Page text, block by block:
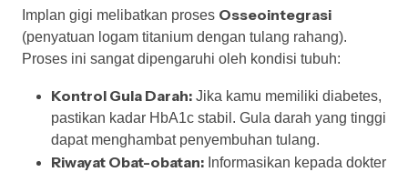
Implan gigi melibatkan proses Osseointegrasi
(penyatuan logam titanium dengan tulang rahang).
Proses ini sangat dipengaruhi oleh kondisi tubuh:
Kontrol Gula Darah: Jika kamu memiliki diabetes,
pastikan kadar HbA1c stabil. Gula darah yang tinggi
dapat menghambat penyembuhan tulang.
Riwayat Obat-obatan: Informasikan kepada dokter